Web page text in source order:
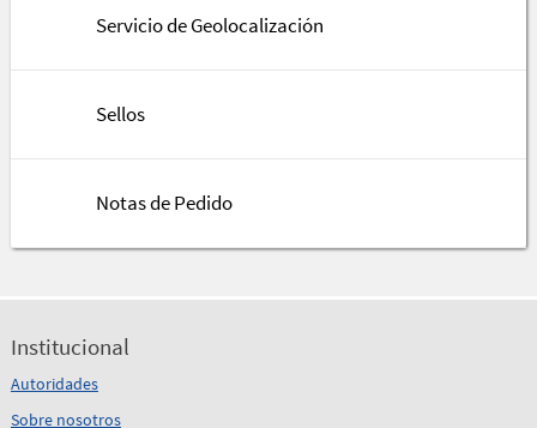
Servicio de Geolocalización
Sellos
Notas de Pedido
Institucional
Autoridades
Sobre nosotros